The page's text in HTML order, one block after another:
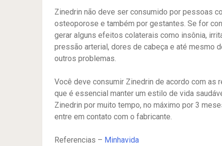
Zinedrin não deve ser consumido por pessoas
osteoporose e também por gestantes. Se for
gerar alguns efeitos colaterais como insônia,
pressão arterial, dores de cabeça e até mesmo
outros problemas.
Você deve consumir Zinedrin de acordo com
que é essencial manter um estilo de vida
Zinedrin por muito tempo, no máximo por 3
entre em contato com o fabricante.
Referencias – Minhavida